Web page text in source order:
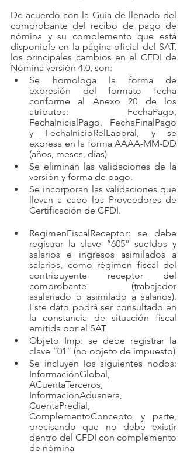
De acuerdo con la Guía de llenado del
comprobante del recibo de pago de
nómina y su complemento que está
disponible en la página oficial del SAT,
los principales cambios en el CFDI de
Nómina versión 4.0, son:
Se homologa la forma de
expresión del formato fecha
conforme al Anexo 20 de los
atributos: FechaPago,
FechaInicialPago, FechaFinalPago
y FechaInicioRelLaboral, y se
expresa en la forma AAAA-MM-DD
(años, meses, días)
Se eliminan las validaciones de la
versión y forma de pago.
Se incorporan las validaciones que
llevan a cabo los Proveedores de
Certificación de CFDI.
RegimenFiscalReceptor: se debe
registrar la clave “605” sueldos y
salarios e ingresos asimilados a
salarios, como régimen fiscal del
contribuyente receptor del
comprobante (trabajador
asalariado o asimilado a salarios).
Este dato podrá ser consultado en
la constancia de situación fiscal
emitida por el SAT
Objeto Imp: se debe registrar la
clave “01” (no objeto de impuesto)
Se incluyen los siguientes nodos:
InformaciónGlobal,
ACuentaTerceros,
InformacionAduanera,
CuentaPredial,
ComplementoConcepto y parte,
precisando que no debe existir
dentro del CFDI con complemento
de nómina